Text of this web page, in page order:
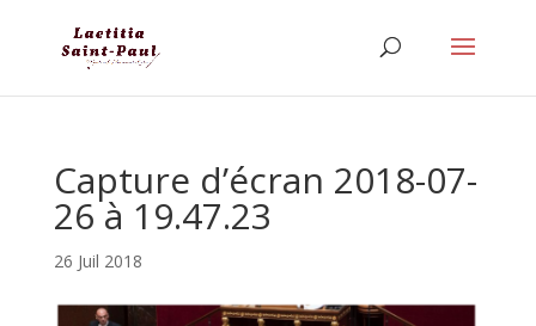
Capture d’écran 2018-07-
26 à 19.47.23
26 Juil 2018